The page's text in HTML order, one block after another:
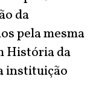
da
pela mesma
História da
instituição